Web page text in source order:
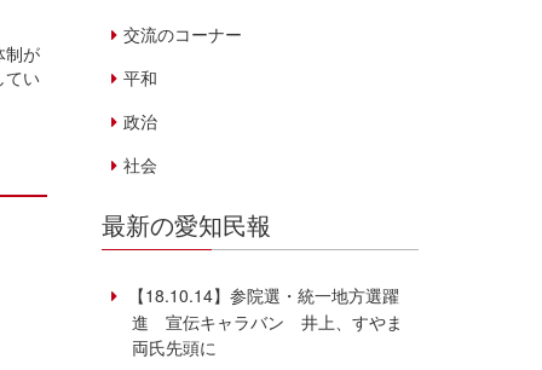
制が
てい
交流のコーナー
平和
政治
社会
最新の愛知民報
【18.10.14】参院選・統一地方選躍
進 宣伝キャラバン 井上、すやま
両氏先頭に